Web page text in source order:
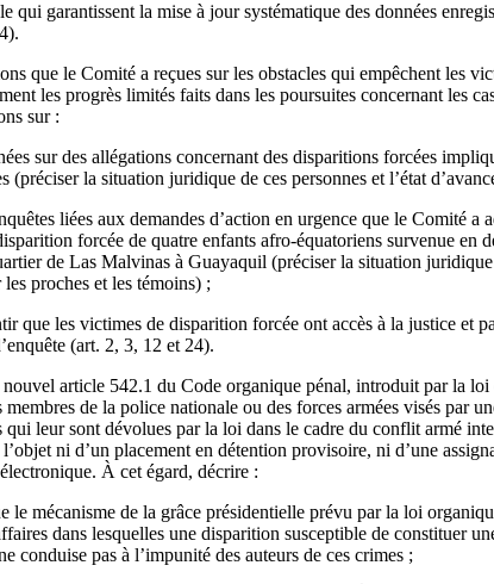
qui garantissent la mise à jour systématique des données
que le Comité a reçues sur les obstacles qui empêchent les
les progrès limités faits dans les poursuites concernant les
sur :
sur des allégations concernant des disparitions forcées
(préciser la situation juridique de ces personnes et l’état
liées aux demandes d’action en urgence que le Comité a
forcée de quatre enfants afro-équatoriens survenue en
de Las Malvinas à Guayaquil (préciser la situation
proches et les témoins) ;
que les victimes de disparition forcée ont accès à la justice et
(art. 2, 3, 12 et 24).
article 542.1 du Code organique pénal, introduit par la
de la police nationale ou des forces armées visés par
qui leur sont dévolues par la loi dans le cadre du conflit armé
ni d’un placement en détention provisoire, ni d’une
À cet égard, décrire :
le mécanisme de la grâce présidentielle prévu par la loi
dans lesquelles une disparition susceptible de constituer
conduise pas à l’impunité des auteurs de ces crimes ;